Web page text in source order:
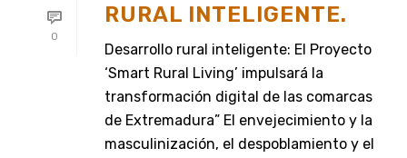
0
RURAL INTELIGENTE.
Desarrollo rural inteligente: El Proyecto
‘Smart Rural Living’ impulsará la
transformación digital de las comarcas
de Extremadura” El envejecimiento y la
masculinización, el despoblamiento y el